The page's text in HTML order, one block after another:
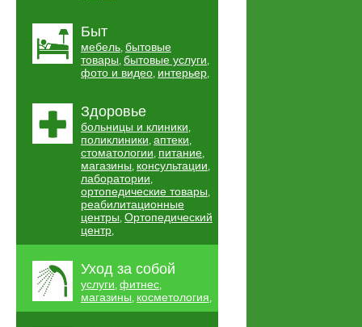
Быт
мебель, бытовые
товары, бытовые услуги,
фото и видео, интерьер,
Здоровье
больницы и клиники,
поликлиники, аптеки,
стоматологии, питание,
магазины, консультации,
лаборатории,
ортопедические товары,
реабилитационные
центры, Ортопедический
центр,
Уход за собой
услуги, фитнес,
магазины, косметология,